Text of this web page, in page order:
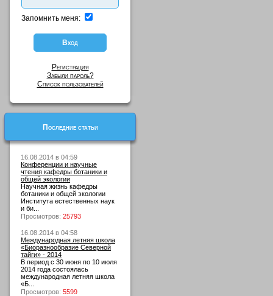
Запомнить меня:
Регистрация
Забыли пароль?
Список пользователей
Последние статьи
16.08.2014 в 04:59
Конференции и научные
чтения кафедры ботаники и
общей экологии
Научная жизнь кафедры
ботаники и общей экологии
Института естественных наук
и би...
Просмотров: 25793
16.08.2014 в 04:58
Международная летняя школа
«Биоразнообразие Северной
тайги» - 2014
В период с 30 июня по 10 июля
2014 года состоялась
международная летняя школа
«Б...
Просмотров: 5599